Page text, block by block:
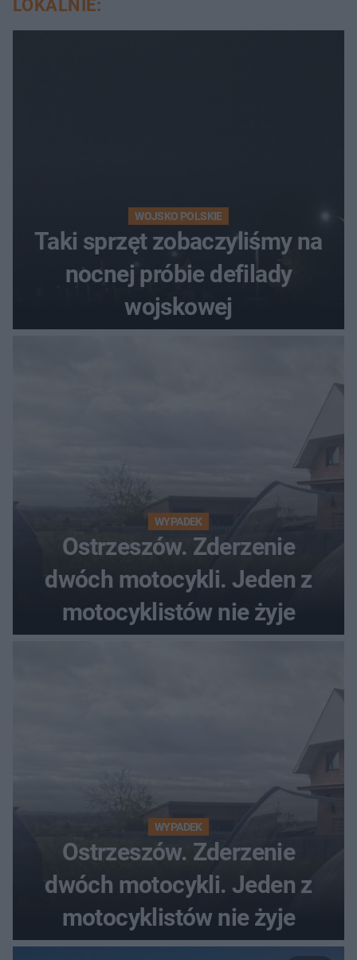
LOKALNIE:
WOJSKO POLSKIE
Taki sprzęt zobaczyliśmy na
nocnej próbie defilady
wojskowej
WYPADEK
Ostrzeszów. Zderzenie
dwóch motocykli. Jeden z
motocyklistów nie żyje
WYPADEK
Ostrzeszów. Zderzenie
dwóch motocykli. Jeden z
motocyklistów nie żyje